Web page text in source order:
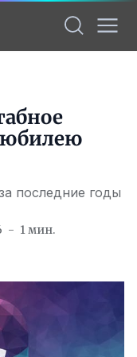
юбилею
последние годы
1 мин.